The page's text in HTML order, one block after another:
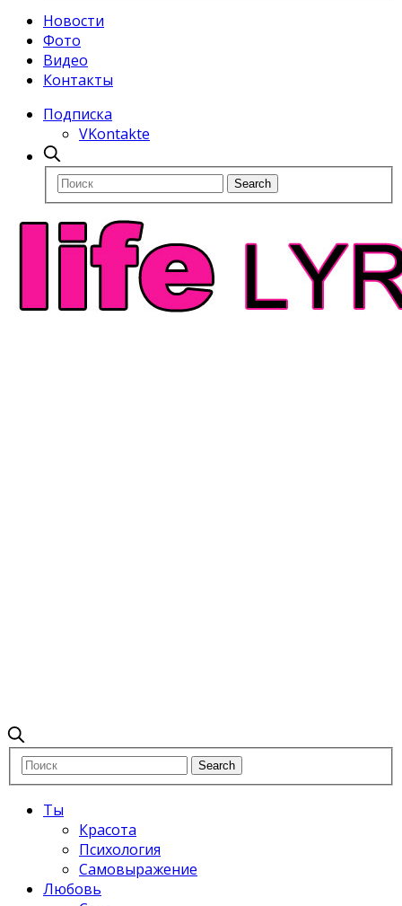
Новости
Фото
Видео
Контакты
Подписка
VKontakte
Ты
Красота
Психология
Самовыражение
Любовь